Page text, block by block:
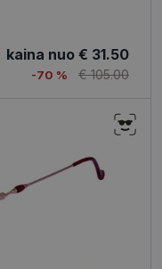
kaina nuo € 31.50
-70 % € 105.00